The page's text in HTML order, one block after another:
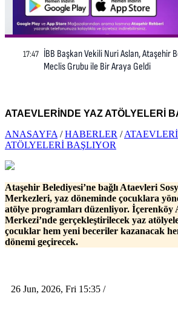
ATAEVLERİNDE YAZ ATÖLYELERİ
ANASAYFA /HABERLER /
ATÖLYELERİ BAŞLIYOR
Ataşehir Belediyesi’ne bağlı Ataevleri
Merkezleri, yaz döneminde çocuklara
atölye programları düzenliyor. İçerenköy
Merkezi’nde gerçekleştirilecek yaz
çocuklar hem yeni beceriler kazanacak
dönemi geçirecek.
26 Jun, 2026, Fri 15:35 /